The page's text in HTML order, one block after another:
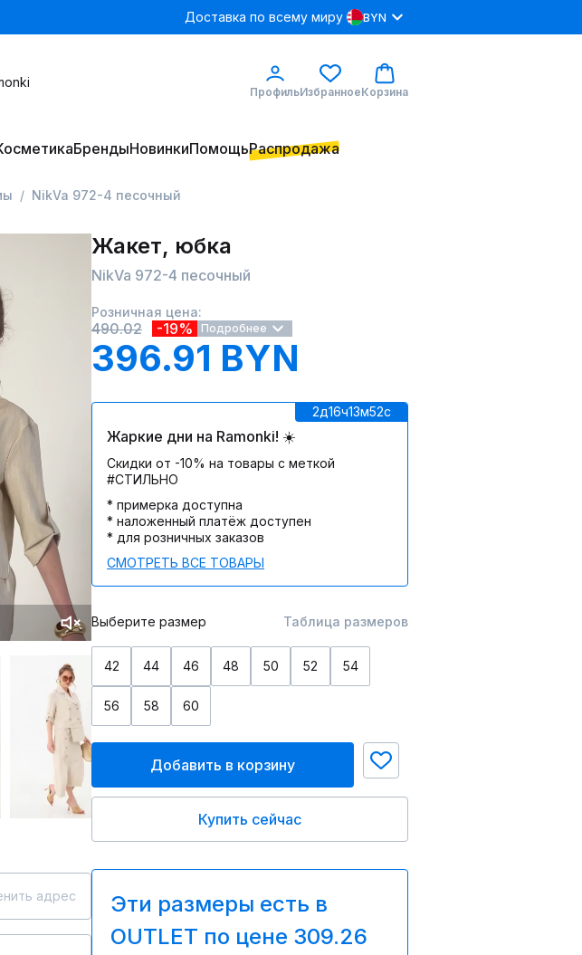
Доставка по всему миру BYN
ПрофильИзбранноеКорзина
БрендыНовинкиПомощьРаспродажа
NikVa 972-4 песочный
адрес
Жакет, юбка
NikVa 972-4 песочный
Розничная цена:
490.02 -19% Подробнее
396.91 BYN
2д16ч13м52c
Жаркие дни на Ramonki! ☀️
Скидки от -10% на товары с меткой
#СТИЛЬНО
* примерка доступна
* наложенный платёж доступен
* для розничных заказов
СМОТРЕТЬ ВСЕ ТОВАРЫ
Выберите размер Таблица размеров
42 44 46 48 50 52 54
56 58 60
Добавить в корзину
Купить сейчас
Эти размеры есть в
OUTLET по цене 309.26